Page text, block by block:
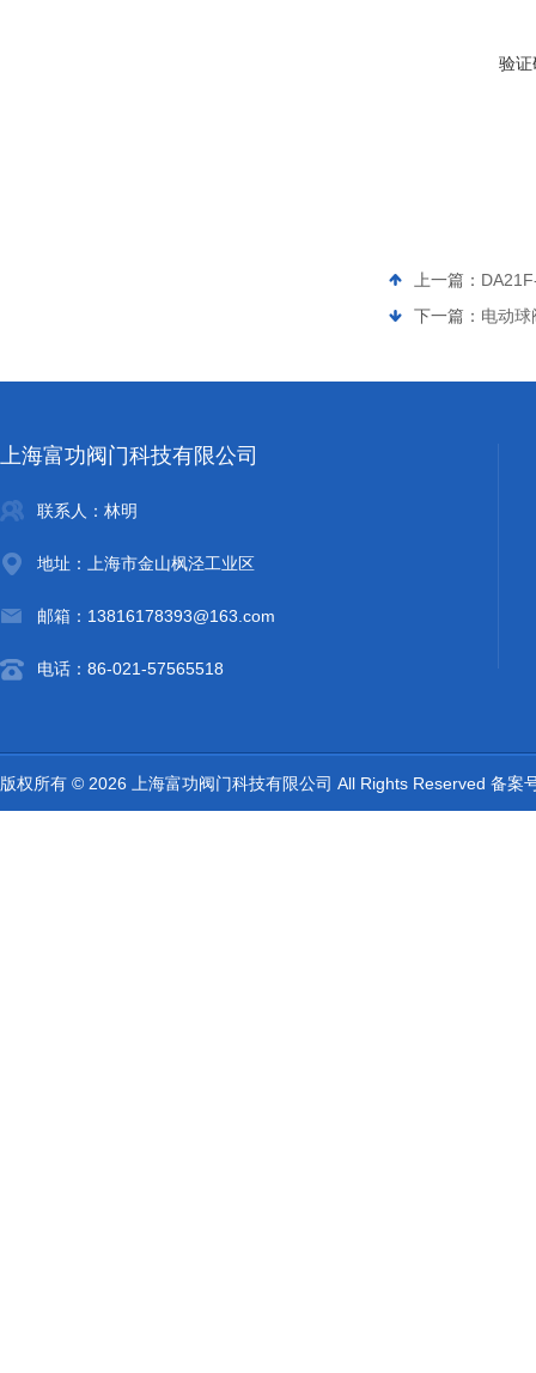
验证
上一篇：
下一篇： 电动
上海富功阀门科技有限公司
联系人：林明
地址：上海市金山枫泾工业区
邮箱：13816178393@163.com
电话：86-021-57565518
版权所有 © 2026 上海富功阀门科技有限公司 All Rights Reserved 备案